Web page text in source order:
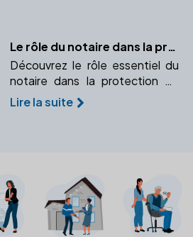
Le rôle du notaire dans la protection juridique
Découvrez le rôle essentiel du
notaire dans la protection de
vos droits et la sécurité de vos
proches. Un expert pour
Lire la suite